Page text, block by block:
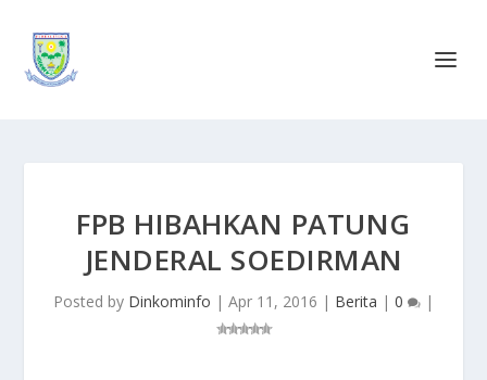
FPB HIBAHKAN PATUNG
JENDERAL SOEDIRMAN
Posted by Dinkominfo | Apr 11, 2016 | Berita | 0 |